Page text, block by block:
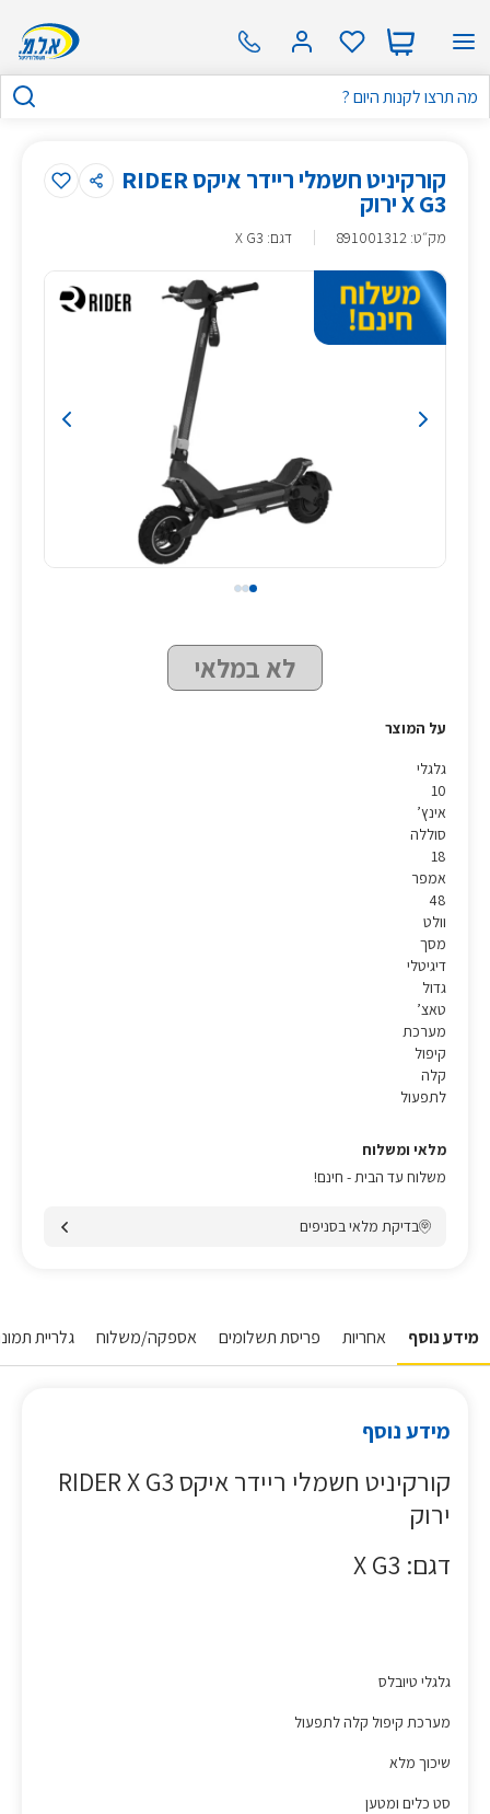
קורקיניט חשמלי ריידר איקס RIDER
X G3 ירוק
מק״ט:
891001312 דגם: X G3
לא במלאי
על המוצר
גלגלי
10
אינץ’
סוללה
18
אמפר
48
וולט
מסך
דיגיטלי
גדול
טאצ’
מערכת
קיפול
קלה
לתפעול
מלאי ומשלוח
משלוח עד הבית - חינם!
בדיקת מלאי בסניפים
מידע נוסף אחריות פריסת תשלומים אספקה/משלוח גלריית
מידע נוסף
קורקיניט חשמלי ריידר איקס RIDER X G3
ירוק
דגם: X G3
גלגלי טיובלס
מערכת קיפול קלה לתפעול
שיכוך מלא
סט כלים ומטען